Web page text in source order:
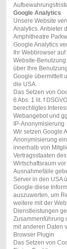
Google Analytics
Unsere Website
Analytics. Anbieter
Amphitheatre
Google Analytics
Ihr Webbrowser
Website-
über Ihre
Google übermittelt
die USA.
Das Setzen von
6 Abs. 1 lit. f
berechtigtes
Webangebot und
IP-Anonymisierung
Wir setzen Google
Anonymisierung
innerhalb von
Vertragsstaaten
Wirtschaftsraum
Ausnahmefälle
Server in den USA
Google diese
auszuwerten, um
weitere mit der
Dienstleistungen
Zusammenführung
mit anderen Daten
Browser Plugin
Das Setzen von